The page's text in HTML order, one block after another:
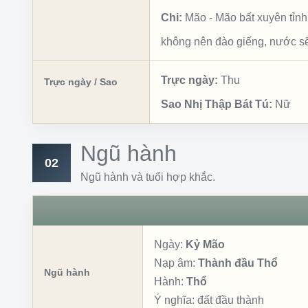
Chi: Mão - Mão bất xuyên tỉnh
không nên đào giếng, nước
Trực ngày / Sao Trực ngày: Thu
Sao Nhị Thập Bát Tú: Nữ
02 Ngũ hành
Ngũ hành và tuổi hợp khắc.
Ngũ hành
Ngày: Kỷ Mão
Nạp âm: Thành đầu Thổ
Hành: Thổ
Ý nghĩa: đất đầu thành